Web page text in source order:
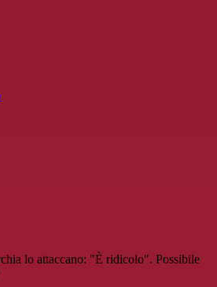
lo attaccano: "È ridicolo". Possibile